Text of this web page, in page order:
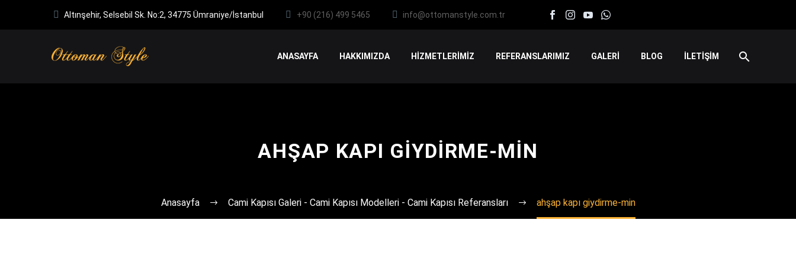
Altınşehir, Selsebil Sk. No:2, 34775 Ümraniye/İstanbul +90 (216) 499 5465 info@ottomanstyle.com.tr
ANASAYFA HAKKIMIZDA HİZMETLERİMİZ REFERANSLARIMIZ GALERİ BLOG İLETİŞİM
AHŞAP KAPI GIYDIRME-MIN
Anasayfa Cami Kapısı Galeri - Cami Kapısı Modelleri - Cami Kapısı Referansları ahşap kapı giydirme-min